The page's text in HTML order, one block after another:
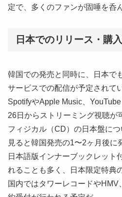
定で、多くのファンが固唾を呑
日本でのリリース・購
韓国での発売と同時に、日本で
サービスでの配信が予定されて
SpotifyやApple Music、
26日からストリーミング視聴が
フィジカル（CD）の日本盤に
見ると韓国発売の1〜2ヶ月後に
日本語版インナーブックレット
れることも多く、日本限定特典
国内ではタワーレコードやHMV